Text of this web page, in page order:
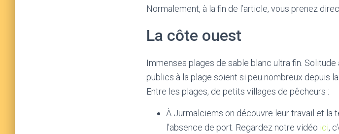
Normalement, à la fin de l’article, vous prenez
La côte ouest
Immenses plages de sable blanc ultra fin.
publics à la plage soient si peu nombreux depuis
Entre les plages, de petits villages de pêcheurs :
À Jurmalciems on découvre leur travail et la
l’absence de port. Regardez notre vidéo ici,